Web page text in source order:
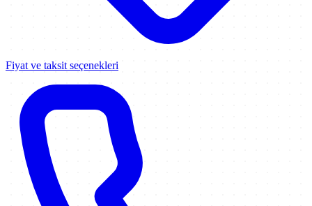
Fiyat ve taksit seçenekleri